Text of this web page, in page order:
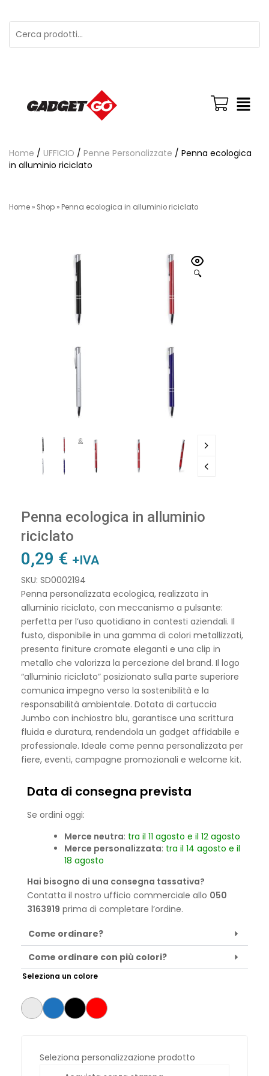
Home / UFFICIO / Penne Personalizzate / Penna ecologica
in alluminio riciclato
Home » Shop » Penna ecologica in alluminio riciclato
🔍
Penna ecologica in alluminio
riciclato
0,29 € +IVA
SKU: SD0002194
Penna personalizzata ecologica, realizzata in
alluminio riciclato, con meccanismo a pulsante:
perfetta per l’uso quotidiano in contesti aziendali. Il
fusto, disponibile in una gamma di colori metallizzati,
presenta finiture cromate eleganti e una clip in
metallo che valorizza la percezione del brand. Il logo
“alluminio riciclato” posizionato sulla parte superiore
comunica impegno verso la sostenibilità e la
responsabilità ambientale. Dotata di cartuccia
Jumbo con inchiostro blu, garantisce una scrittura
fluida e duratura, rendendola un gadget affidabile e
professionale. Ideale come penna personalizzata per
fiere, eventi, campagne promozionali e welcome kit.
Data di consegna prevista
Se ordini oggi:
Merce neutra: tra il 11 agosto e il 12 agosto
Merce personalizzata: tra il 14 agosto e il
18 agosto
Hai bisogno di una consegna tassativa?
Contatta il nostro ufficio commerciale allo 050
3163919 prima di completare l’ordine.
Come ordinare?
Come ordinare con più colori?
Seleziona un colore
Seleziona personalizzazione prodotto